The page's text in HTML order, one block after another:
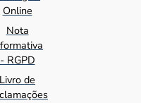
Online
Nota
- RGPD
Livro de